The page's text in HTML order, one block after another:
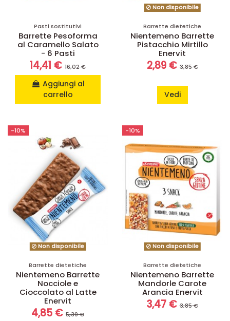
Pasti sostitutivi
Barrette Pesoforma
al Caramello Salato
- 6 Pasti
14,41 € 16,02 €
Aggiungi al
carrello
Non disponibile
Barrette dietetiche
Nientemeno Barrette
Pistacchio Mirtillo
Enervit
2,89 €3,85 €
Vedi
-10%
Non disponibile
Barrette dietetiche
Nientemeno Barrette
Nocciole e
Cioccolato al Latte
Enervit
4,85 € 5,39 €
-10%
Non disponibile
Barrette dietetiche
Nientemeno Barrette
Mandorle Carote
Arancia Enervit
3,47 €3,85 €